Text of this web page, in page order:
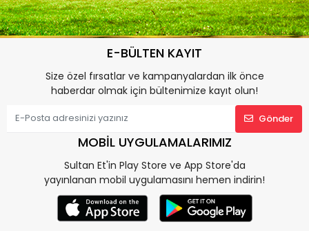
E-BÜLTEN KAYIT
Size özel fırsatlar ve kampanyalardan ilk önce
haberdar olmak için bültenimize kayıt olun!
Gönder
MOBİL UYGULAMALARIMIZ
Sultan Et'in Play Store ve App Store'da
yayınlanan mobil uygulamasını hemen indirin!